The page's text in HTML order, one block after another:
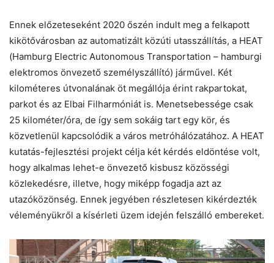
Ennek előzeteseként 2020 őszén indult meg a felkapott
kikötővárosban az automatizált közúti utasszállítás, a HEAT
(Hamburg Electric Autonomous Transportation – hamburgi
elektromos önvezető személyszállító) járművel. Két
kilométeres útvonalának öt megállója érint rakpartokat,
parkot és az Elbai Filharmóniát is. Menetsebessége csak
25 kilométer/óra, de így sem sokáig tart egy kör, és
közvetlenül kapcsolódik a város metróhálózatához. A HEAT
kutatás-fejlesztési projekt célja két kérdés eldöntése volt,
hogy alkalmas lehet-e önvezető kisbusz közösségi
közlekedésre, illetve, hogy miképp fogadja azt az
utazóközönség. Ennek jegyében részletesen kikérdezték
véleményükről a kísérleti üzem idején felszálló embereket.